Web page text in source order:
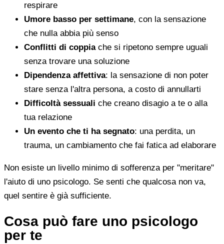
respirare
Umore basso per settimane, con la sensazione
che nulla abbia più senso
Conflitti di coppiache si ripetono sempre uguali
senza trovare una soluzione
Dipendenza affettiva: la sensazione di non poter
stare senza l'altra persona, a costo di annullarti
Difficoltà sessuali che creano disagio a te o alla
tua relazione
Un evento che ti ha segnato: una perdita, un
trauma, un cambiamento che fai fatica ad elaborare
Non esiste un livello minimo di sofferenza per "meritare"
l'aiuto di uno psicologo. Se senti che qualcosa non va,
quel sentire è già sufficiente.
Cosa può fare uno psicologo
per te